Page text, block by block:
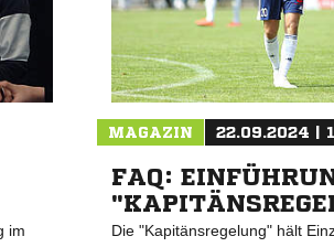
im
MAGAZIN 22.09.2024 |
FAQ:
Die "Kapitänsregelung" hält